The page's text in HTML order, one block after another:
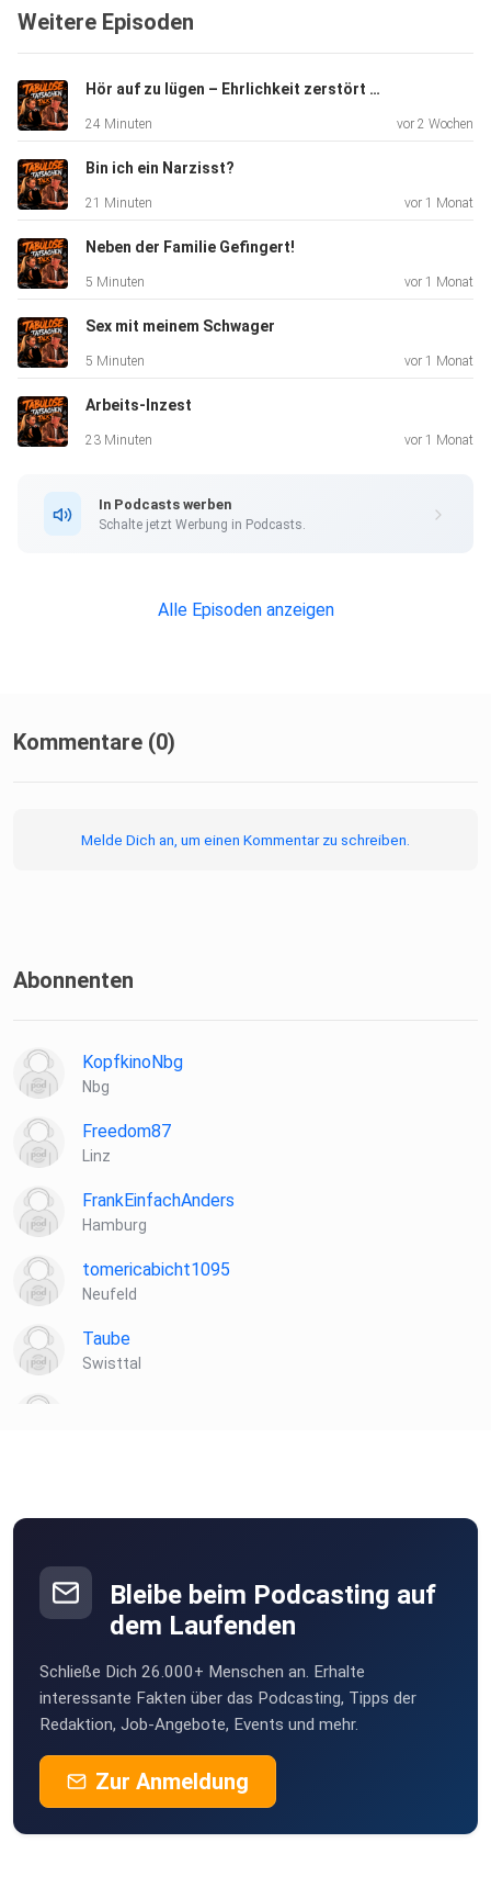
information.
Weitere Episoden
Hör auf zu lügen – Ehrlichkeit zerstört keine Beziehungen. Menschen schon.
24 Minuten vor 2 Wochen
Bin ich ein Narzisst?
21 Minuten vor 1 Monat
Neben der Familie Gefingert!
5 Minuten vor 1 Monat
Sex mit meinem Schwager
5 Minuten vor 1 Monat
Arbeits-Inzest
23 Minuten vor 1 Monat
In Podcasts werben
Schalte jetzt Werbung in Podcasts.
Alle Episoden anzeigen
Kommentare (0)
Melde Dich an, um einen Kommentar zu schreiben.
Abonnenten
KopfkinoNbg
Nbg
Freedom87
Linz
FrankEinfachAnders
Hamburg
tomericabicht1095
Neufeld
Taube
Swisttal
Fernwald
Niggo86
Herschweiler-Pettersheim
Sehnde
HannibalS82
Mücke
Bleibe beim Podcasting auf
dem Laufenden
Schließe Dich 26.000+ Menschen an. Erhalte
interessante Fakten über das Podcasting, Tipps der
Redaktion, Job-Angebote, Events und mehr.
Zur Anmeldung